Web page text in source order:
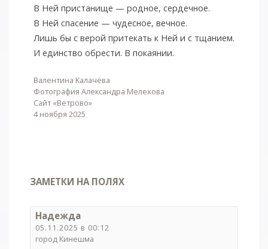
В Ней пристанище — родное, сердечное.
В Ней спасение — чудесное, вечное.
Лишь бы с верой притекать к Ней и с тщанием.
И единство обрести. В покаянии.
Валентина Калачёва
Фотография Александра Мелехова
Сайт «Ветрово»
4 ноября 2025
ЗАМЕТКИ НА ПОЛЯХ
Надежда
05.11.2025 в 00:12
город Кинешма